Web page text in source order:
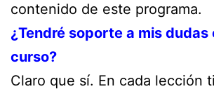
contenido de este programa.
¿Tendré soporte a mis dudas
curso?
Claro que sí. En cada lección